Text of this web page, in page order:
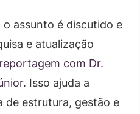
assunto é discutido e
e atualização
reportagem com Dr.
. Isso ajuda a
de estrutura, gestão e